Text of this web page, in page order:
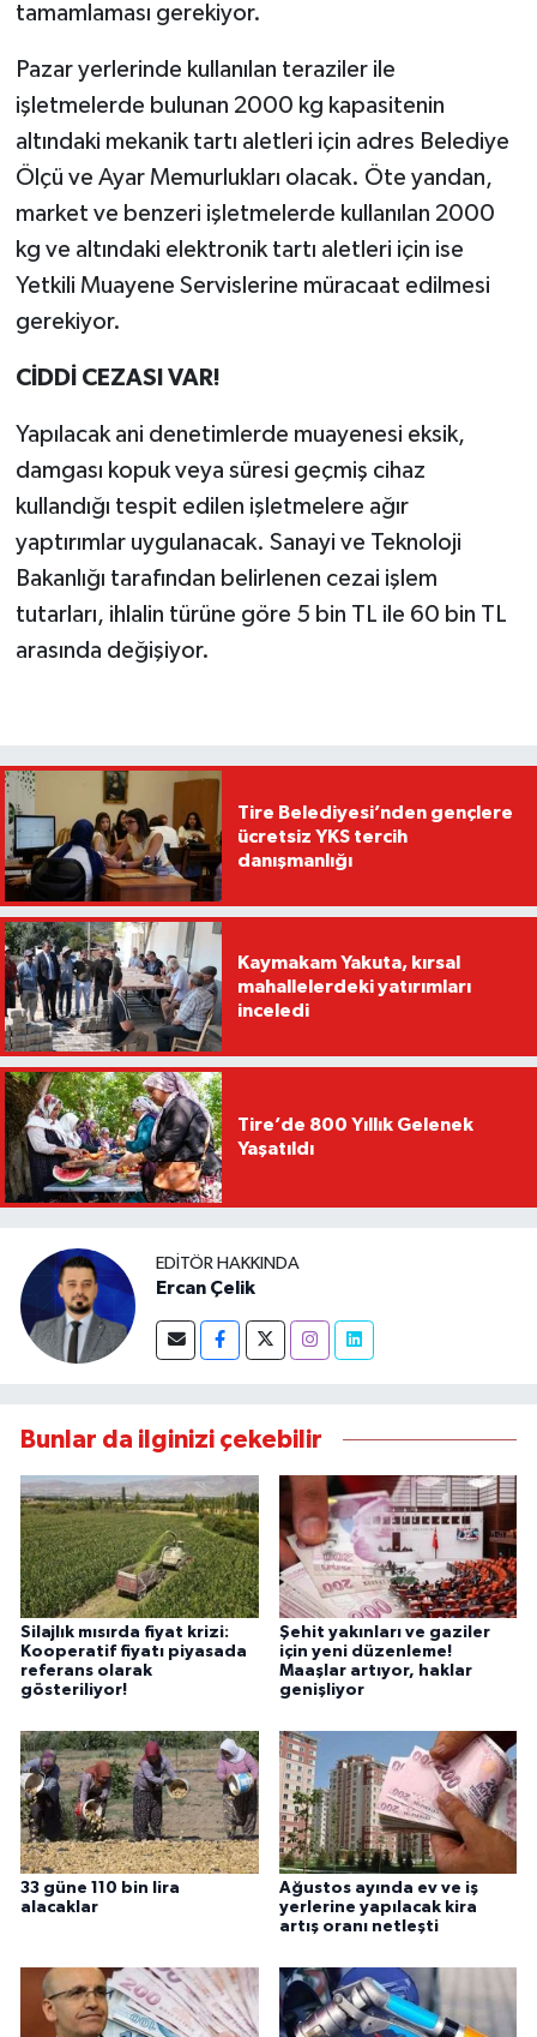
tamamlaması gerekiyor.
Pazar yerlerinde kullanılan teraziler ile
işletmelerde bulunan 2000 kg kapasitenin
altındaki mekanik tartı aletleri için adres Belediye
Ölçü ve Ayar Memurlukları olacak. Öte yandan,
market ve benzeri işletmelerde kullanılan 2000
kg ve altındaki elektronik tartı aletleri için ise
Yetkili Muayene Servislerine müracaat edilmesi
gerekiyor.
CİDDİ CEZASI VAR!
Yapılacak ani denetimlerde muayenesi eksik,
damgası kopuk veya süresi geçmiş cihaz
kullandığı tespit edilen işletmelere ağır
yaptırımlar uygulanacak. Sanayi ve Teknoloji
Bakanlığı tarafından belirlenen cezai işlem
tutarları, ihlalin türüne göre 5 bin TL ile 60 bin TL
arasında değişiyor.
Tire Belediyesi’nden gençlere
ücretsiz YKS tercih
danışmanlığı
Kaymakam Yakuta, kırsal
mahallelerdeki yatırımları
inceledi
Tire’de 800 Yıllık Gelenek
Yaşatıldı
EDITÖR HAKKINDA
Ercan Çelik
Bunlar da ilginizi çekebilir
Silajlık mısırda fiyat krizi:
Kooperatif fiyatı piyasada
referans olarak
gösteriliyor!
Şehit yakınları ve gaziler
için yeni düzenleme!
Maaşlar artıyor, haklar
genişliyor
33 güne 110 bin lira
alacaklar
Ağustos ayında ev ve iş
yerlerine yapılacak kira
artış oranı netleşti